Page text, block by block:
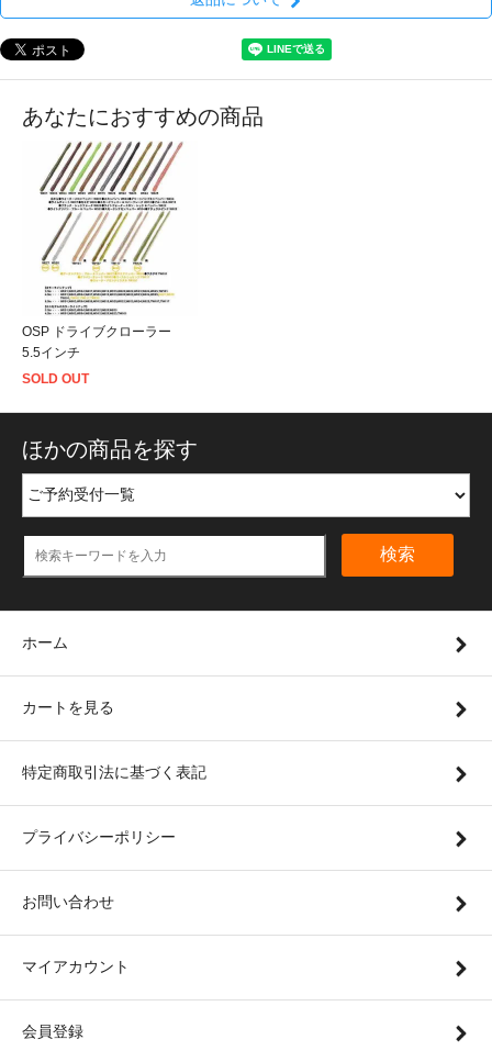
あなたにおすすめの商品
OSP ドライブクローラー
5.5インチ
SOLD OUT
ほかの商品を探す
検索
ホーム
カートを見る
特定商取引法に基づく表記
プライバシーポリシー
お問い合わせ
マイアカウント
会員登録